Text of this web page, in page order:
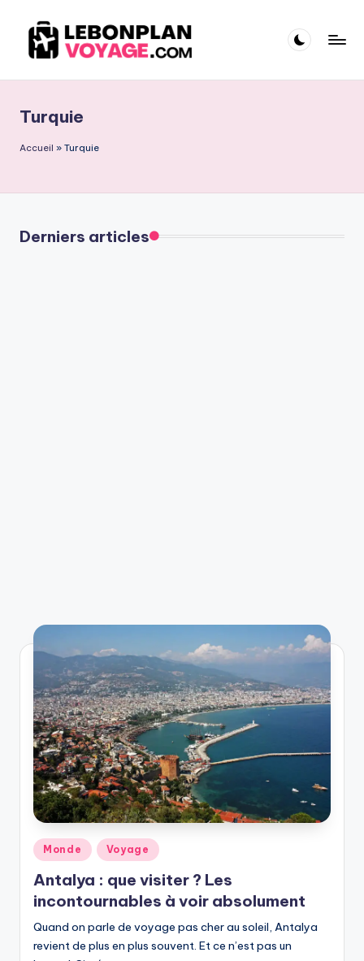
Turquie
Accueil » Turquie
Derniers articles
Publié
dans
Monde Voyage
Antalya : que visiter ? Les
incontournables à voir absolument
Quand on parle de voyage pas cher au soleil, Antalya
revient de plus en plus souvent. Et ce n’est pas un